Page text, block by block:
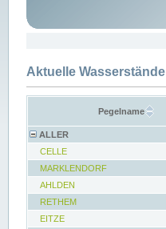
Aktuelle Wasserstände
Pegelname
ALLER
CELLE
MARKLENDORF
AHLDEN
RETHEM
EITZE